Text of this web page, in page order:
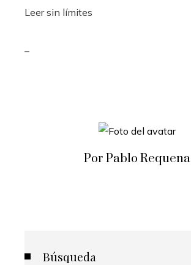
Leer sin límites
Por Pablo Requena
Búsqueda